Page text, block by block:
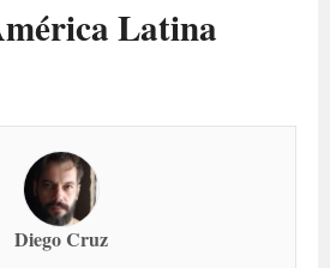
Latina
Diego Cruz